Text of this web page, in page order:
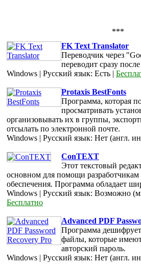
***
FK Text Translator
Переводчик через
переводит сразу
Windows | Русский язык: Есть |
Protaxis BestFonts
Программа, которая
просматривать
организовывать их в группы,
отсылать по электронной почте.
Windows | Русский язык: Нет (англ.
ConTEXT
Этот текстовый
основном для помощи
обеспечения. Программа обладает
Windows | Русский язык: Возможно
Бесплатно
Advanced PDF
Программа
файлы, которые
авторский пароль.
Windows | Русский язык: Нет (англ.